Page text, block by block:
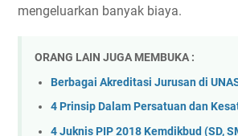
mengeluarkan banyak biaya.
ORANG LAIN JUGA MEMBUKA :
Berbagai Akreditasi Jurusan di
4 Prinsip Dalam Persatuan dan
4 Juknis PIP 2018 Kemdikbud (SD,